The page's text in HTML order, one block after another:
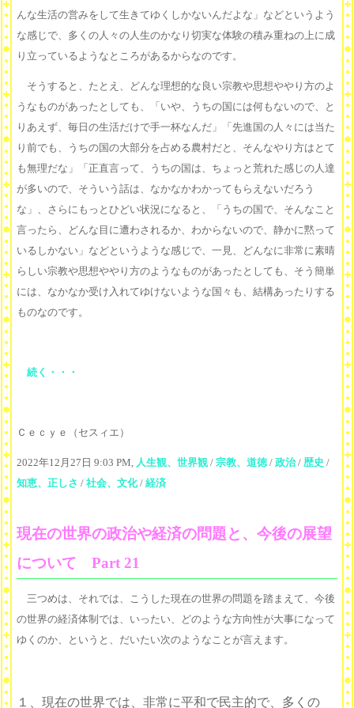
んな生活の営みをして生きてゆくしかないんだよな」などというよう
な感じで、多くの人々の人生のかなり切実な体験の積み重ねの上に成
り立っているようなところがあるからなのです。
そうすると、たとえ、どんな理想的な良い宗教や思想ややり方のよ
うなものがあったとしても、「いや、うちの国には何もないので、と
りあえず、毎日の生活だけで手一杯なんだ」「先進国の人々には当た
り前でも、うちの国の大部分を占める農村だと、そんなやり方はとて
も無理だな」「正直言って、うちの国は、ちょっと荒れた感じの人達
が多いので、そういう話は、なかなかわかってもらえないだろう
な」、さらにもっとひどい状況になると、「うちの国で、そんなこと
言ったら、どんな目に遭わされるか、わからないので、静かに黙って
いるしかない」などというような感じで、一見、どんなに非常に素晴
らしい宗教や思想ややり方のようなものがあったとしても、そう簡単
には、なかなか受け入れてゆけないような国々も、結構あったりする
ものなのです。
続く・・・
Ｃｅｃｙｅ（セスィエ）
2022年12月27日 9:03 PM, 人生観、世界観 / 宗教、道徳/ 政治/ 歴史 /
知恵、正しさ / 社会、文化/ 経済
現在の世界の政治や経済の問題と、今後の展望
について Part 21
三つめは、それでは、こうした現在の世界の問題を踏まえて、今後
の世界の経済体制では、いったい、どのような方向性が大事になって
ゆくのか、というと、だいたい次のようなことが言えます。
１、現在の世界では、非常に平和で民主的で、多くの